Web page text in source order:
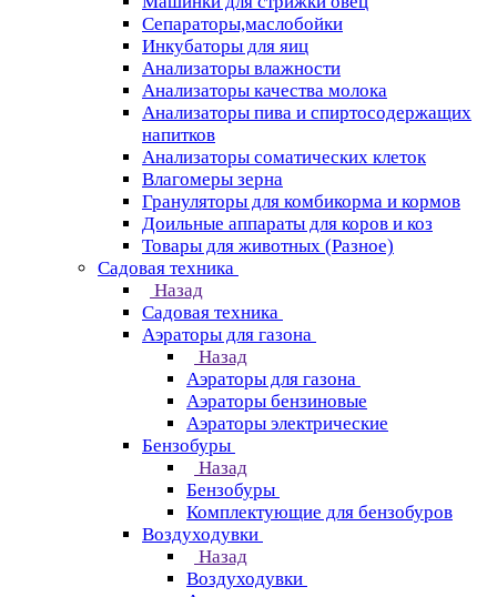
Сепараторы,маслобойки
Инкубаторы для яиц
Анализаторы влажности
Анализаторы качества молока
Анализаторы пива и спиртосодержащих
напитков
Анализаторы соматических клеток
Влагомеры зерна
Грануляторы для комбикорма и кормов
Доильные аппараты для коров и коз
Товары для животных (Разное)
Садовая техника
Назад
Садовая техника
Аэраторы для газона
Назад
Аэраторы для газона
Аэраторы бензиновые
Аэраторы электрические
Бензобуры
Назад
Бензобуры
Комплектующие для бензобуров
Воздуходувки
Назад
Воздуходувки